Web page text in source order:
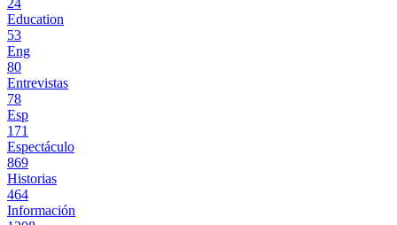
24
Education
53
Eng
80
Entrevistas
78
Esp
171
Espectáculo
869
Historias
464
Información